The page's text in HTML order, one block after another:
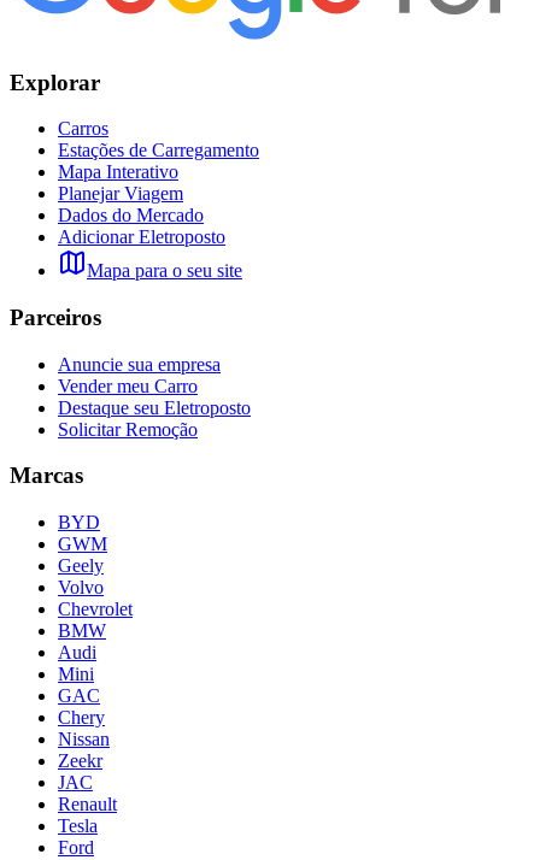
Explorar
Carros
Estações de Carregamento
Mapa Interativo
Planejar Viagem
Dados do Mercado
Adicionar Eletroposto
Mapa para o seu site
Parceiros
Anuncie sua empresa
Vender meu Carro
Destaque seu Eletroposto
Solicitar Remoção
Marcas
BYD
GWM
Geely
Volvo
Chevrolet
BMW
Audi
Mini
GAC
Chery
Nissan
Zeekr
JAC
Renault
Tesla
Ford